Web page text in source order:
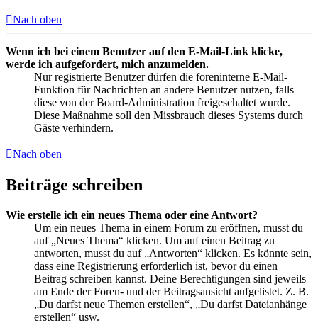
Nach oben
Wenn ich bei einem Benutzer auf den E-Mail-Link klicke,
werde ich aufgefordert, mich anzumelden.
Nur registrierte Benutzer dürfen die foreninterne E-Mail-
Funktion für Nachrichten an andere Benutzer nutzen, falls
diese von der Board-Administration freigeschaltet wurde.
Diese Maßnahme soll den Missbrauch dieses Systems durch
Gäste verhindern.
Nach oben
Beiträge schreiben
Wie erstelle ich ein neues Thema oder eine Antwort?
Um ein neues Thema in einem Forum zu eröffnen, musst du
auf „Neues Thema“ klicken. Um auf einen Beitrag zu
antworten, musst du auf „Antworten“ klicken. Es könnte sein,
dass eine Registrierung erforderlich ist, bevor du einen
Beitrag schreiben kannst. Deine Berechtigungen sind jeweils
am Ende der Foren- und der Beitragsansicht aufgelistet. Z. B.
„Du darfst neue Themen erstellen“, „Du darfst Dateianhänge
erstellen“ usw.